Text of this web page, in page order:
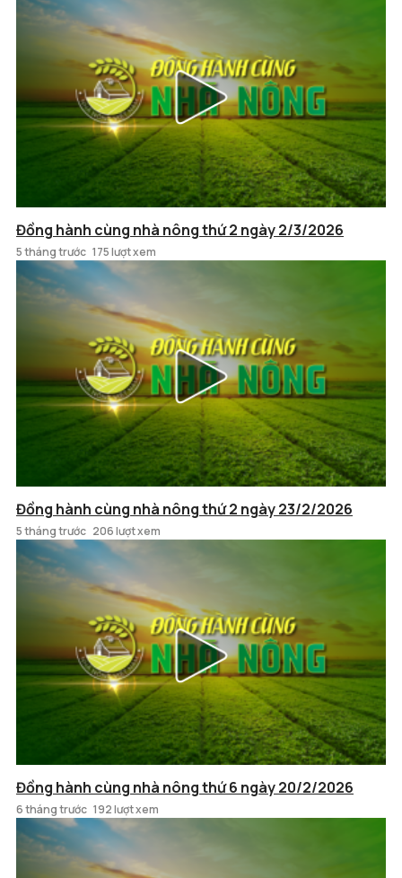
Đồng hành cùng nhà nông thứ 2 ngày 2/3/2026
5 tháng trước 175 lượt xem
Đồng hành cùng nhà nông thứ 2 ngày 23/2/2026
5 tháng trước 206 lượt xem
Đồng hành cùng nhà nông thứ 6 ngày 20/2/2026
6 tháng trước 192 lượt xem